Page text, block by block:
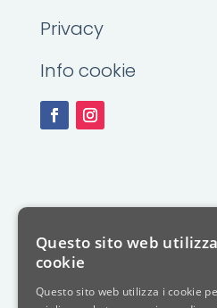
Privacy
Info cookie
Questo sito web utilizza
cookie
Questo sito web utilizza i cookie